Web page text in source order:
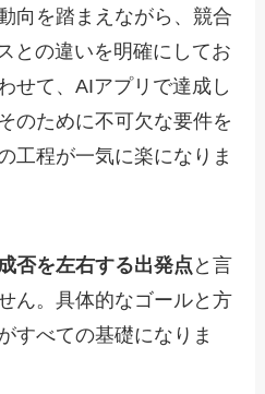
向を踏まえながら、競合
との違いを明確にしてお
せて、AIアプリで達成し
のために不可欠な要件を
工程が一気に楽になりま
否を左右する出発点 と言
ん。具体的なゴールと方
すべての基礎になりま